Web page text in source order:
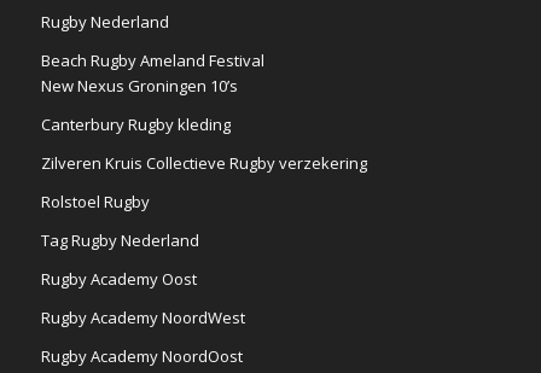
Rugby Nederland
Beach Rugby Ameland Festival
New Nexus Groningen 10’s
Canterbury Rugby kleding
Zilveren Kruis Collectieve Rugby verzekering
Rolstoel Rugby
Tag Rugby Nederland
Rugby Academy Oost
Rugby Academy NoordWest
Rugby Academy NoordOost